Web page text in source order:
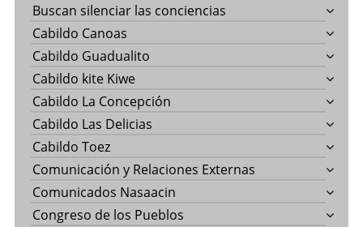
Buscan silenciar las conciencias
Cabildo Canoas
Cabildo Guadualito
Cabildo kite Kiwe
Cabildo La Concepción
Cabildo Las Delicias
Cabildo Toez
Comunicación y Relaciones Externas
Comunicados Nasaacin
Congreso de los Pueblos